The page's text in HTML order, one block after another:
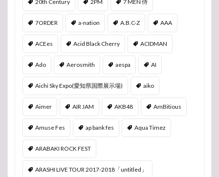
20th Century 2PM 7 MEN 侍
7ORDER a-nation A.B.C-Z AAA
ACEes Acid Black Cherry ACIDMAN
Ado Aerosmith aespa AI
Aichi Sky Expo(愛知県国際展示場) aiko
Aimer AIR JAM AKB48 AmBitious
Amuse Fes ap bank fes Aqua Timez
ARABAKI ROCK FEST
ARASHI LIVE TOUR 2017-2018「untitled」